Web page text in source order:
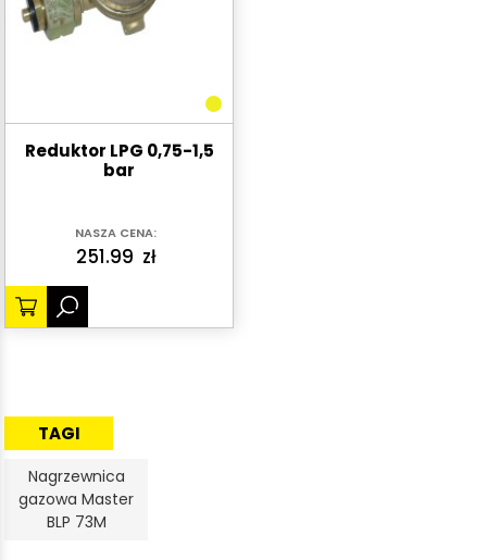
Reduktor LPG 0,75-1,5
bar
NASZA CENA:
251.99 zł
TAGI
Nagrzewnica
gazowa Master
BLP 73M